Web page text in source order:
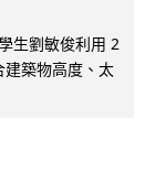
生劉敏俊利用 2
築物高度、太